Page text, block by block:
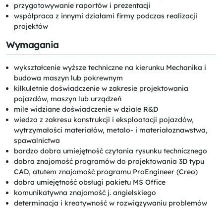
przygotowywanie raportów i prezentacji
współpraca z innymi działami firmy podczas realizacji
projektów
Wymagania
wykształcenie wyższe techniczne na kierunku Mechanika i
budowa maszyn lub pokrewnym
kilkuletnie doświadczenie w zakresie projektowania
pojazdów, maszyn lub urządzeń
mile widziane doświadczenie w dziale R&D
wiedza z zakresu konstrukcji i eksploatacji pojazdów,
wytrzymałości materiałów, metalo- i materiałoznawstwa,
spawalnictwa
bardzo dobra umiejętność czytania rysunku technicznego
dobra znajomość programów do projektowania 3D typu
CAD, atutem znajomość programu ProEngineer (Creo)
dobra umiejętność obsługi pakietu MS Office
komunikatywna znajomość j. angielskiego
determinacja i kreatywność w rozwiązywaniu problemów